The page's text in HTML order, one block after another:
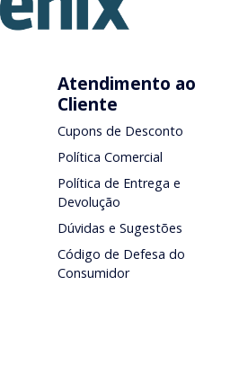
Atendimento ao
Cliente
Cupons de Desconto
Política Comercial
Política de Entrega e
Devolução
Dúvidas e Sugestões
Código de Defesa do
Consumidor